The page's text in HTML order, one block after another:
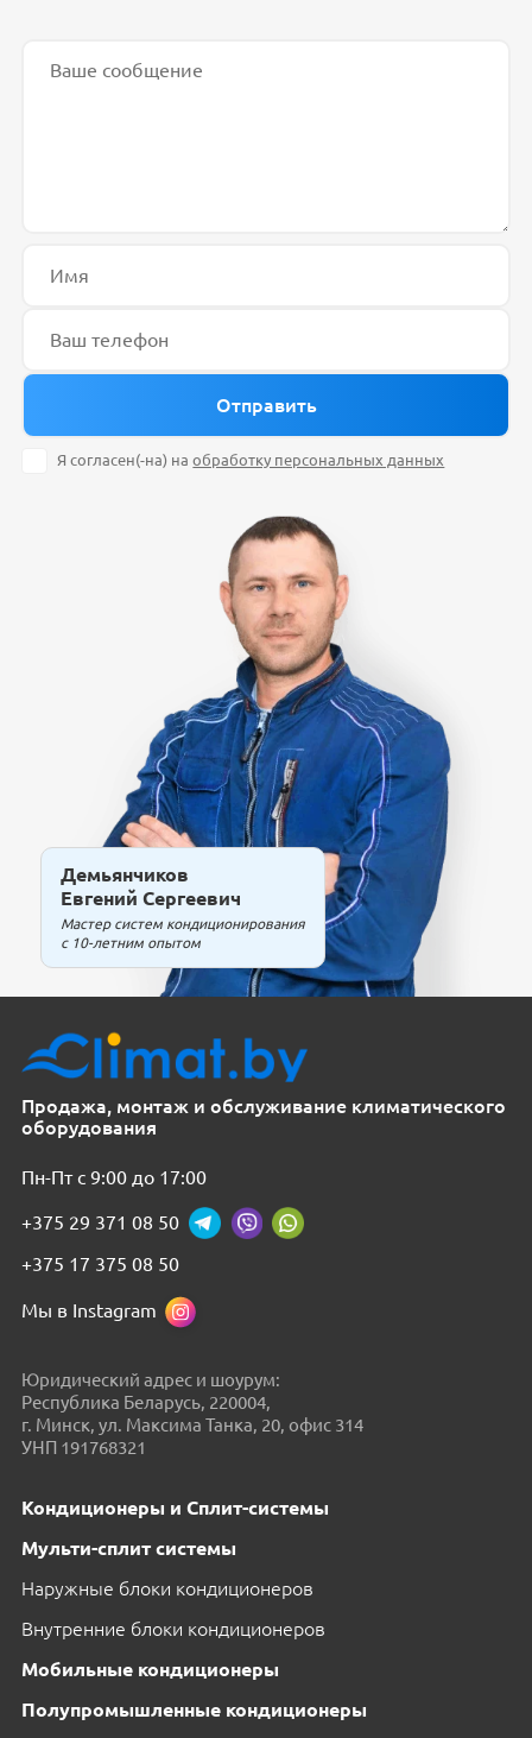
Я согласен(-на) наобработку персональных данных
Демьянчиков
Евгений Сергеевич
Мастер систем кондиционирования
с 10-летним опытом
Продажа, монтаж и обслуживание климатического
оборудования
Пн-Пт с 9:00 до 17:00
+375 29 371 08 50
+375 17 375 08 50
Мы в Instagram
Юридический адрес и шоурум:
Республика Беларусь, 220004,
г. Минск, ул. Максима Танка, 20, офис 314
УНП 191768321
Кондиционеры и Сплит-системы
Мульти-сплит системы
Наружные блоки кондиционеров
Внутренние блоки кондиционеров
Мобильные кондиционеры
Полупромышленные кондиционеры